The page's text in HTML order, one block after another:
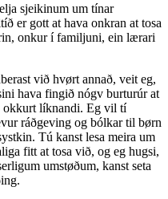
sjeikinum um tínar
er gott at hava onkran at tosa
onkur í familjuni, ein lærari
við hvørt annað, veit eg,
hava fingið nógv burturúr at
okkurt líknandi. Eg vil tí
ráðgeving og bólkar til børn
Tú kanst lesa meira um
fitt at tosa við, og eg hugsi,
umstøðum, kanst seta